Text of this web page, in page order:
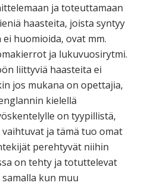
ja toteuttamaan
haasteita, joista syntyy
huomioida, ovat mm.
ja lukuvuosirytmi.
liittyviä haasteita ei
jos mukana on opettajia,
kielellä
on tyypillistä,
ja tämä tuo omat
perehtyvät niihin
on tehty ja totuttelevat
kun muu